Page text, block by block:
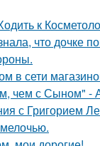
к
что дочке
в сети
чем с Сыном" -
с Григорием